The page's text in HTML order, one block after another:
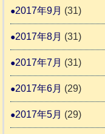
2017年9月 (31)
2017年8月 (31)
2017年7月 (31)
2017年6月 (29)
2017年5月 (29)